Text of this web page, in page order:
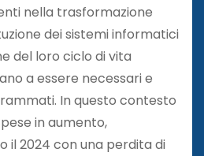
nella trasformazione
dei sistemi informatici
del loro ciclo di vita
a essere necessari e
In questo contesto
in aumento,
il 2024 con una perdita di